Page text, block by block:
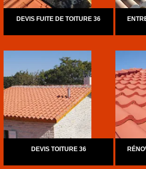
DEVIS FUITE DE TOITURE 36
DEVIS TOITURE 36